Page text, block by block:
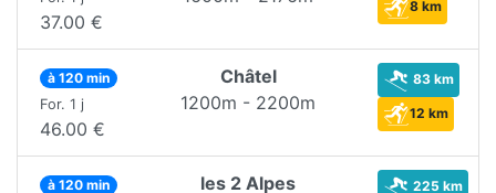
37.00 €
8 km
à 120 min
For. 1 j
46.00 €
Châtel
1200m - 2200m
83 km
12 km
à 120 min les 2 Alpes 225 km